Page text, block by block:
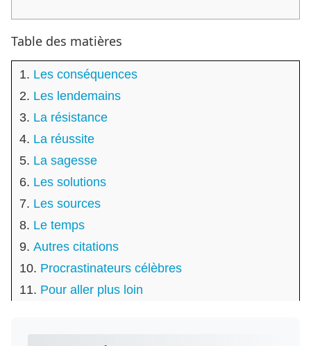
Table des matières
Les conséquences
Les lendemains
La résistance
La réussite
La sagesse
Les solutions
Les sources
Le temps
Autres citations
Procrastinateurs célèbres
Pour aller plus loin